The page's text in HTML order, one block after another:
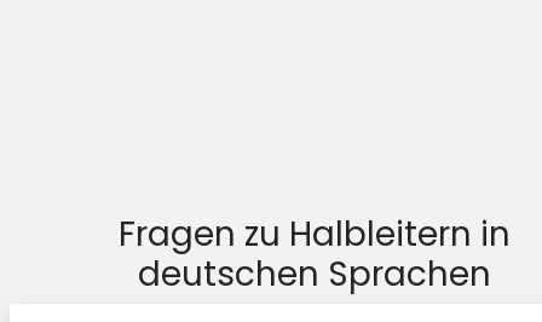
Fragen zu Halbleitern in
deutschen Sprachen